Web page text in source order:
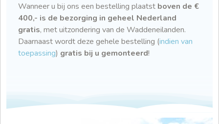
Wanneer u bij ons een bestelling plaatst boven de €
400,- is de bezorging in geheel Nederland
gratis, met uitzondering van de Waddeneilanden.
Daarnaast wordt deze gehele bestelling (indien van
toepassing) gratis bij u gemonteerd!